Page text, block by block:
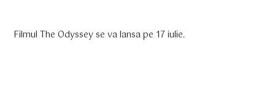
Filmul The Odyssey se va lansa pe 17 iulie.